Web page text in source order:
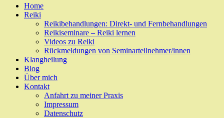
Skip
Home
Reiki
Reikibehandlungen: Direkt- und Fernbehandlungen
Reikiseminare – Reiki lernen
Videos zu Reiki
Rückmeldungen von Seminarteilnehmer/innen
Klangheilung
Blog
Über mich
Kontakt
Anfahrt zu meiner Praxis
Impressum
Datenschutz